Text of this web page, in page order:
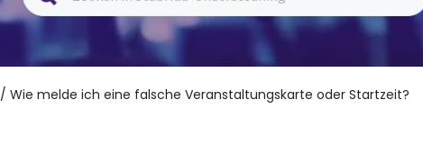
/ Wie melde ich eine falsche Veranstaltungskarte oder Startzeit?